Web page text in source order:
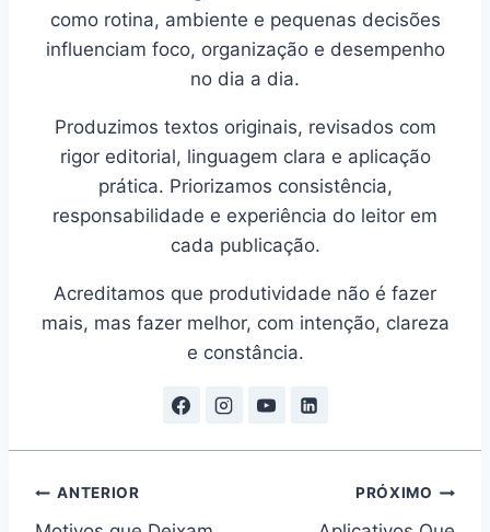
como rotina, ambiente e pequenas decisões
influenciam foco, organização e desempenho
no dia a dia.
Produzimos textos originais, revisados com
rigor editorial, linguagem clara e aplicação
prática. Priorizamos consistência,
responsabilidade e experiência do leitor em
cada publicação.
Acreditamos que produtividade não é fazer
mais, mas fazer melhor, com intenção, clareza
e constância.
Navegação
ANTERIOR PRÓXIMO